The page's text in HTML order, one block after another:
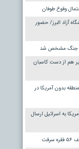
وقوع طوفان
آزاد البرز/ حضور
از جنگ مشخص شد
هم از دست کاسبان
بدون آمریکا در
از آمریکا به اسرائیل ارسال